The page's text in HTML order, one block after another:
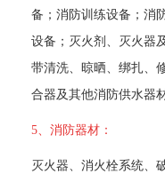
备；消防训练设备；消
设备；灭火剂、灭火器
带清洗、晾晒、绑扎、
合器及其他消防供水器材
5、消防器材：
灭火器、消火栓系统、